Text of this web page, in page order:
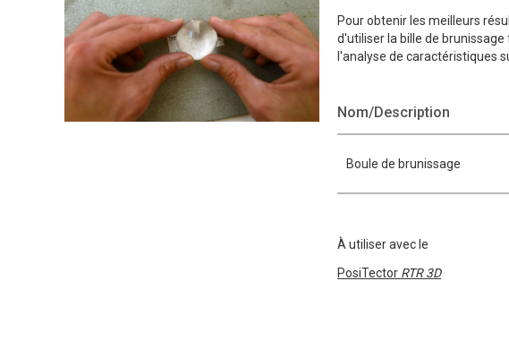
Pour obtenir les meilleurs
d'utiliser la bille de
l'analyse de caractéristiques
Nom/Description
Boule de brunissage
À utiliser avec le
PosiTector RTR 3D